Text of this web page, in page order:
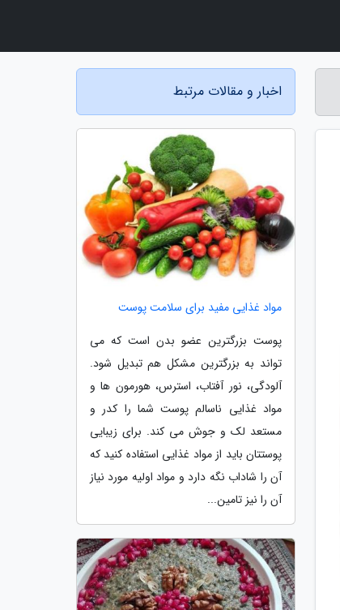
اخبار و مقالات مرتبط
مواد غذایی مفید برای سلامت پوست
پوست بزرگترین عضو بدن است که می
تواند به بزرگترین مشکل هم تبدیل شود.
آلودگی، نور آفتاب، استرس، هورمون ها و
مواد غذایی ناسالم پوست شما را کدر و
مستعد لک و جوش می کند. برای زیبایی
پوستتان باید از مواد غذایی استفاده کنید که
آن را شاداب نگه دارد و مواد اولیه مورد نیاز
آن را نیز تامین...